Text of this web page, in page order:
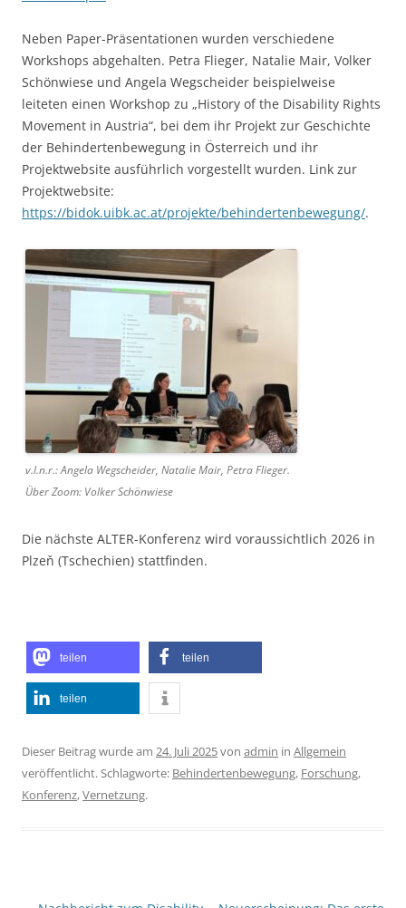
Neben Paper-Präsentationen wurden verschiedene
Workshops abgehalten. Petra Flieger, Natalie Mair, Volker
Schönwiese und Angela Wegscheider beispielweise
leiteten einen Workshop zu „History of the Disability Rights
Movement in Austria“, bei dem ihr Projekt zur Geschichte
der Behindertenbewegung in Österreich und ihr
Projektwebsite ausführlich vorgestellt wurden. Link zur
Projektwebsite:
https://bidok.uibk.ac.at/projekte/behindertenbewegung/.
v.l.n.r.: Angela Wegscheider, Natalie Mair, Petra Flieger.
Über Zoom: Volker Schönwiese
Die nächste ALTER-Konferenz wird voraussichtlich 2026 in
Plzeň (Tschechien) stattfinden.
teilen teilen
teilen
Dieser Beitrag wurde am 24. Juli 2025von admin in Allgemein
veröffentlicht. Schlagworte: Behindertenbewegung, Forschung,
Konferenz,Vernetzung.